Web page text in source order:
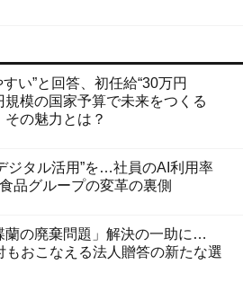
い”と回答、初任給“30万円
規模の国家予算で未来をつくる
その魅力とは？
ジタル活用”を…社員のAI利用率
品グループの変革の裏側
蘭の廃棄問題」解決の一助に…
もおこなえる法人贈答の新たな選